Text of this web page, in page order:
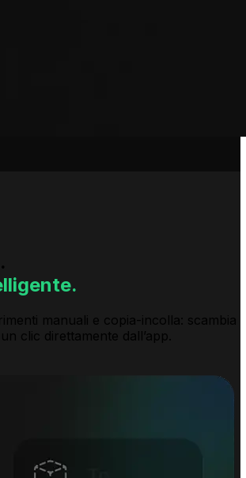
.
manuali e copia-incolla: scambia
clic direttamente dall’app.